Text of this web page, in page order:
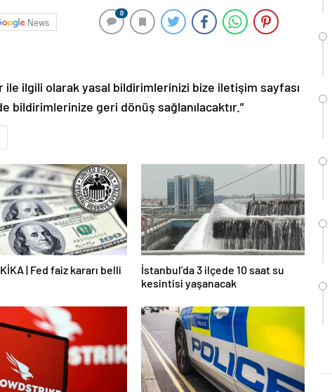
News
0
ile ilgili olarak yasal bildirimlerinizi bize iletişim sayfası
bildirimlerinize geri dönüş sağlanılacaktır.”
| Fed faiz kararı belli
İstanbul’da 3 ilçede 10 saat su
kesintisi yaşanacak